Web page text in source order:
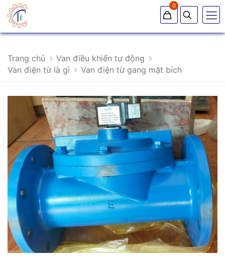
0
Trang chủ
Van điều khiển tự động
Van điện từ là gì
Van điện từ gang mặt bích